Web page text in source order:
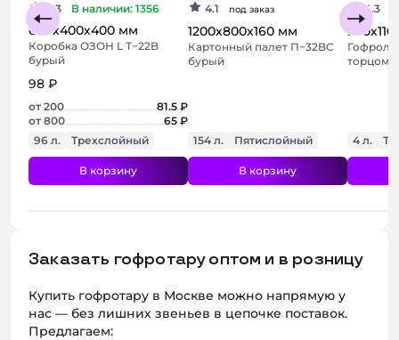
4.3 В наличии: 1356
600х400х400 мм
Коробка ОЗОН L Т−22B
бурый
98 ₽
от 200
81.5 ₽
от 800
65 ₽
96 л.
Трехслойный
В корзину
4.1 под заказ
1200х800х160 мм
Картонный палет П−32BC
бурый
154 л. Пятислойный
В корзину
4.3
торцом
4 л.
Заказать гофротару оптом и в розницу
Купить гофротару в Москве можно напрямую у
нас — без лишних звеньев в цепочке поставок.
Предлагаем: